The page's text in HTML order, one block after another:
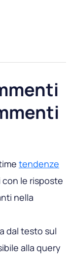
tendenze
con le risposte
nella
dal testo sul
alla query